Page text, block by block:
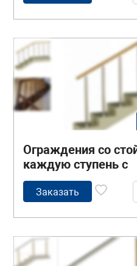
Ограждения со
каждую ступень с
квадратным
поручнем без
Заказать